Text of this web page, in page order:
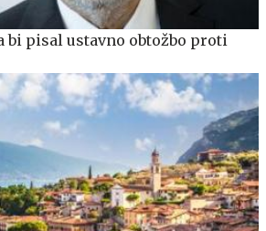
bi pisal ustavno obtožbo proti